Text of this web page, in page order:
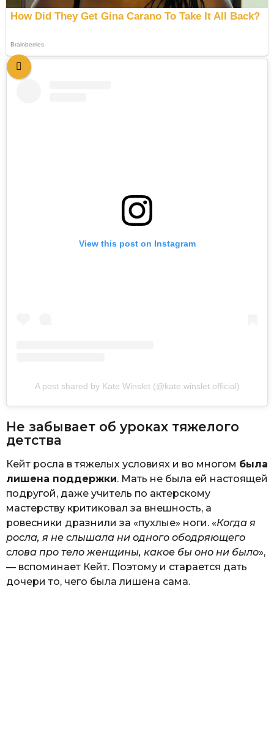
View this post on Instagram
A post shared by Kate Winslet (@kate.winslet.official)
Не забывает об уроках тяжелого
детства
Кейт росла в тяжелых условиях и во многом была
лишена поддержки. Мать не была ей настоящей
подругой, даже учитель по актерскому
мастерству критиковал за внешность, а
ровесники дразнили за «пухлые» ноги. «Когда я
росла, я не слышала ни одного ободряющего
слова про тело женщины, какое бы оно ни было»,
— вспоминает Кейт. Поэтому и старается дать
дочери то, чего была лишена сама.